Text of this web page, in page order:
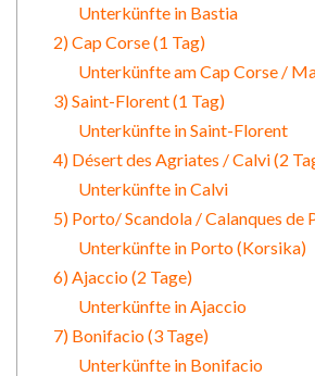
Unterkünfte in Bastia
2) Cap Corse (1 Tag)
Unterkünfte am Cap Corse /
3) Saint-Florent (1 Tag)
Unterkünfte in Saint-Florent
4) Désert des Agriates / Calvi (2
Unterkünfte in Calvi
5) Porto/ Scandola / Calanques de
Unterkünfte in Porto (Korsika)
6) Ajaccio (2 Tage)
Unterkünfte in Ajaccio
7) Bonifacio (3 Tage)
Unterkünfte in Bonifacio